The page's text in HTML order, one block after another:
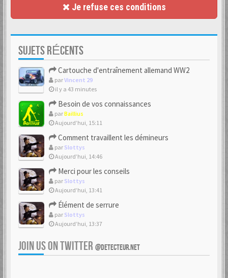
Je refuse ces conditions
SUJETS RÉCENTS
Cartouche d'entraînement allemand WW2
parVincent 29
il y a 43 minutes
Besoin de vos connaissances
parBaillius
Aujourd’hui, 15:11
Comment travaillent les démineurs
par Slottys
Aujourd’hui, 14:46
Merci pour les conseils
par Slottys
Aujourd’hui, 13:41
Élément de serrure
par Slottys
Aujourd’hui, 13:37
JOIN US ON TWITTER @DETECTEUR.NET